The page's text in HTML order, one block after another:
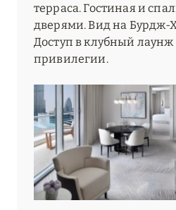
терраса. Гостиная и
дверями. Вид на Бурдж-
Доступ в клубный лаунж
привилегии.